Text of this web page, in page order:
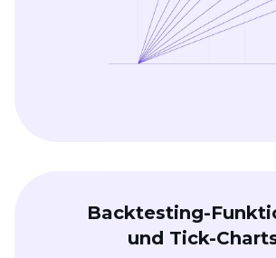
Backtesting-
und Tick-